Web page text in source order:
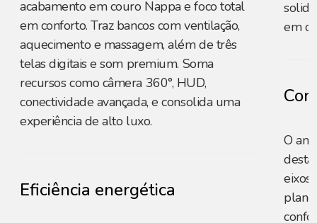
acabamento em couro Nappa e foco total
em conforto. Traz bancos com ventilação,
aquecimento e massagem, além de três
telas digitais e som premium. Soma
recursos como câmera 360°, HUD,
conectividade avançada, e consolida uma
experiência de alto luxo.
Eficiência energética
em
O
eixos